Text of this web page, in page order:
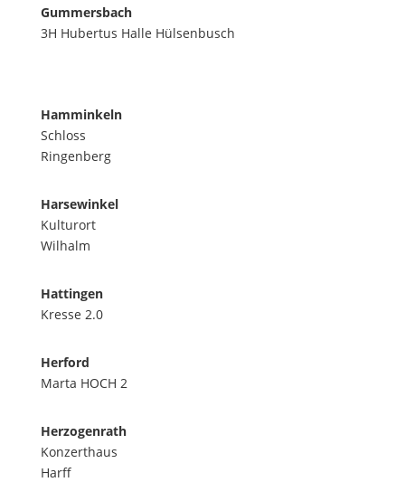
Gummersbach
3H Hubertus Halle Hülsenbusch
Hamminkeln
Schloss
Ringenberg
Harsewinkel
Kulturort
Wilhalm
Hattingen
Kresse 2.0
Herford
Marta HOCH 2
Herzogenrath
Konzerthaus
Harff